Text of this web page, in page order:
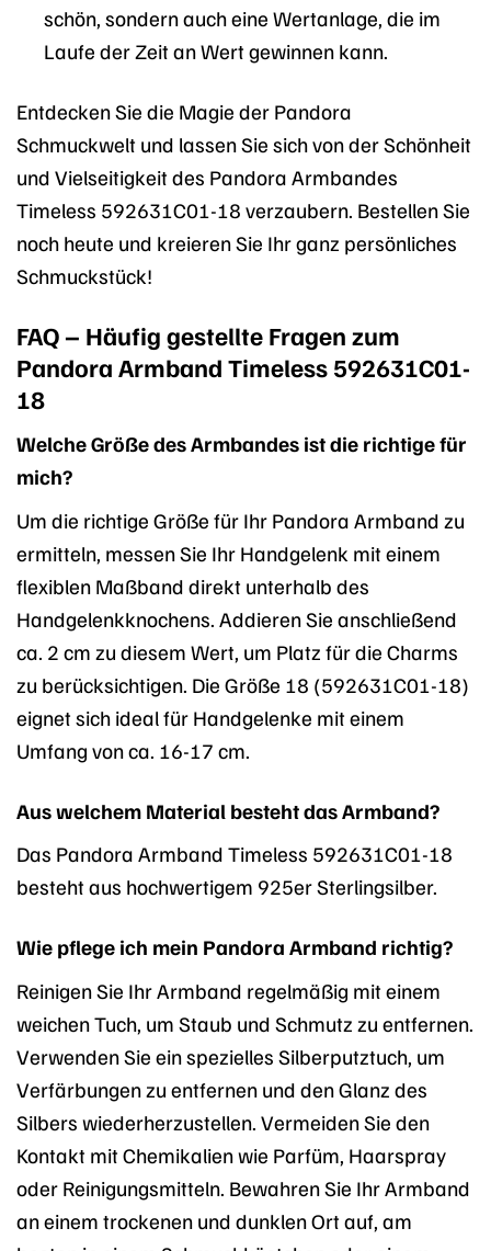
schön, sondern auch eine Wertanlage, die im
Laufe der Zeit an Wert gewinnen kann.
Entdecken Sie die Magie der Pandora
Schmuckwelt und lassen Sie sich von der Schönheit
und Vielseitigkeit des Pandora Armbandes
Timeless 592631C01-18 verzaubern. Bestellen Sie
noch heute und kreieren Sie Ihr ganz persönliches
Schmuckstück!
FAQ – Häufig gestellte Fragen zum
Pandora Armband Timeless 592631C01-
18
Welche Größe des Armbandes ist die richtige für
mich?
Um die richtige Größe für Ihr Pandora Armband zu
ermitteln, messen Sie Ihr Handgelenk mit einem
flexiblen Maßband direkt unterhalb des
Handgelenkknochens. Addieren Sie anschließend
ca. 2 cm zu diesem Wert, um Platz für die Charms
zu berücksichtigen. Die Größe 18 (592631C01-18)
eignet sich ideal für Handgelenke mit einem
Umfang von ca. 16-17 cm.
Aus welchem Material besteht das Armband?
Das Pandora Armband Timeless 592631C01-18
besteht aus hochwertigem 925er Sterlingsilber.
Wie pflege ich mein Pandora Armband richtig?
Reinigen Sie Ihr Armband regelmäßig mit einem
weichen Tuch, um Staub und Schmutz zu entfernen.
Verwenden Sie ein spezielles Silberputztuch, um
Verfärbungen zu entfernen und den Glanz des
Silbers wiederherzustellen. Vermeiden Sie den
Kontakt mit Chemikalien wie Parfüm, Haarspray
oder Reinigungsmitteln. Bewahren Sie Ihr Armband
an einem trockenen und dunklen Ort auf, am